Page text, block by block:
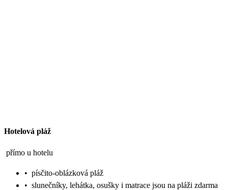
Hotelová pláž
přímo u hotelu
• písčito-oblázková pláž
• slunečníky, lehátka, osušky i matrace jsou na pláži zdarma